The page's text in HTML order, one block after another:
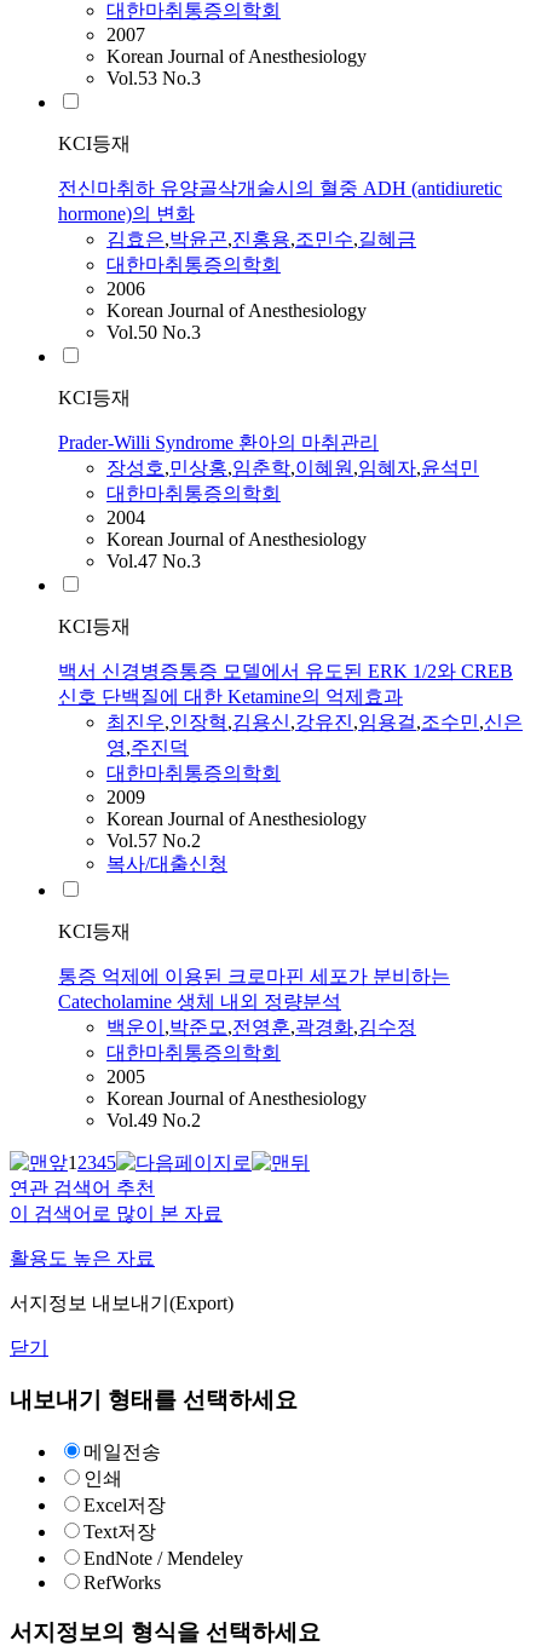
대한마취통증의학회
2007
Korean Journal of Anesthesiology
Vol.53 No.3
KCI등재
전신마취하 유양골삭개술시의 혈중 ADH (antidiuretic
hormone)의 변화
김효은,박윤곤,진홍용,조민수,길혜금
대한마취통증의학회
2006
Korean Journal of Anesthesiology
Vol.50 No.3
KCI등재
Prader-Willi Syndrome 환아의 마취관리
장성호,민상홍,임춘학,이혜원,임혜자,윤석민
대한마취통증의학회
2004
Korean Journal of Anesthesiology
Vol.47 No.3
KCI등재
백서 신경병증통증 모델에서 유도된 ERK 1/2와 CREB
신호 단백질에 대한 Ketamine의 억제효과
최진우,인장혁,김용신,강유진,임용걸,조수민,신은
영,주진덕
대한마취통증의학회
2009
Korean Journal of Anesthesiology
Vol.57 No.2
복사/대출신청
KCI등재
통증 억제에 이용된 크로마핀 세포가 분비하는
Catecholamine 생체 내외 정량분석
백운이 ,박준모,전영훈,곽경화,김수정
대한마취통증의학회
2005
Korean Journal of Anesthesiology
Vol.49 No.2
12345
연관 검색어 추천
이 검색어로 많이 본 자료
활용도 높은 자료
서지정보 내보내기(Export)
닫기
내보내기 형태를 선택하세요
메일전송
인쇄
Excel저장
Text저장
EndNote / Mendeley
RefWorks
서지정보의 형식을 선택하세요